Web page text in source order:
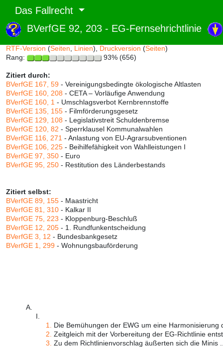
Das Fallrecht
BVerfGE 92, 203 - EG-Fernsehrichtlinie
Abruf und Rang:
RTF-Version (Seiten Linien), Druckversion (Seiten)
Rang:
93% (656)
Zitiert durch:
BVerfGE 167, 59 - Vereinigungsbedingte ökologische Altlasten
BVerfGE 160, 208 - CETA – Vorläufige Anwendung
BVerfGE 160, 1 - Umschlagsverbot Kernbrennstoffe
BVerfGE 135, 155 - Filmförderungsgesetz
BVerfGE 129, 108 - Legislativstreit Schuldenbremse
BVerfGE 120, 82 - Sperrklausel Kommunalwahlen
BVerfGE 116, 271 - Anlastung von EU-Agrarsubventionen
BVerfGE 106, 225 - Beihilfefähigkeit von Wahlleistungen I
BVerfGE 97, 350 - Euro
BVerfGE 95, 250 - Restitution des Länderbestands
Zitiert selbst:
BVerfGE 89, 155 - Maastricht
BVerfGE 81, 310 - Kalkar II
BVerfGE 75, 223 - Kloppenburg-Beschluß
BVerfGE 12, 205 - 1. Rundfunkentscheidung
BVerfGE 3, 12 - Bundesbankgesetz
BVerfGE 1, 299 - Wohnungsbauförderung
A.
I.
1.
Die Bemühungen der EWG um eine Harmonisierung
2. Zeitgleich mit der Vorbereitung der EG-Richtlinie
3. Zu dem Richtlinienvorschlag äußerten sich die Minis